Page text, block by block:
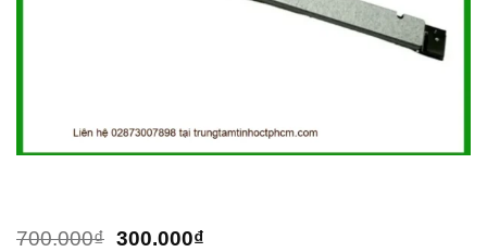
700.000₫ Giá
300.000₫Giá